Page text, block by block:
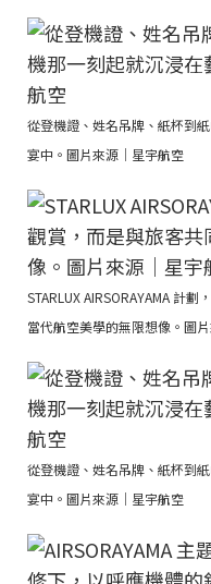
從登機證、姓名吊牌、紙杯到
宴中。圖片來源｜星宇航空
STARLUX AIRSORAYAMA 計
當代航空美學的無限想像。圖
從登機證、姓名吊牌、紙杯到
宴中。圖片來源｜星宇航空